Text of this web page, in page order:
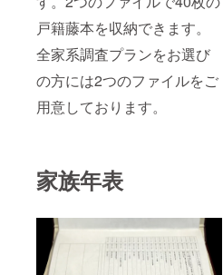
戸籍藤本を収納できます。
全家系調査プランをお選び
の方には2つのファイルをご
用意しております。
家族年表